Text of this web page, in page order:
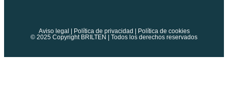
Aviso legal | Política de privacidad | Política de cookies
© 2025 Copyright BRILTEN | Todos los derechos reservados